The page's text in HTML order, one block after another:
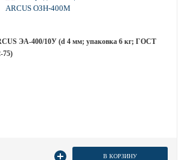
ЭА-400/10У (d 4 мм; упаковка 6 кг; ГОСТ
75)
В КОРЗИНУ